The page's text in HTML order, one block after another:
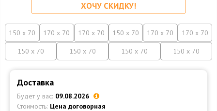
ХОЧУ СКИДКУ!
150 x 70 170 x 70 170 x 70 150 x 70 170 x 70 170 x 70
150 x 70 150 x 70 150 x 70 150 x 70
Доставка
Будет у вас: 09.08.2026
Стоимость: Цена договорная